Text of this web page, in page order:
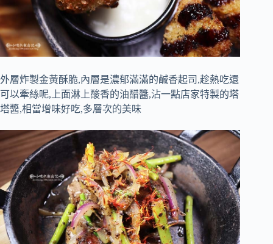
外層炸製金黃酥脆,內層是濃郁滿滿的鹹香起司,趁熱吃還
可以牽絲呢,上面淋上酸香的油醋醬,沾一點店家特製的塔
塔醬,相當增味好吃,多層次的美味